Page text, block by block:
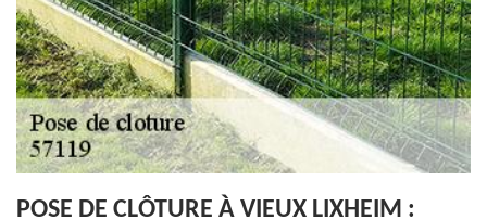
POSE DE CLÔTURE À VIEUX LIXHEIM :